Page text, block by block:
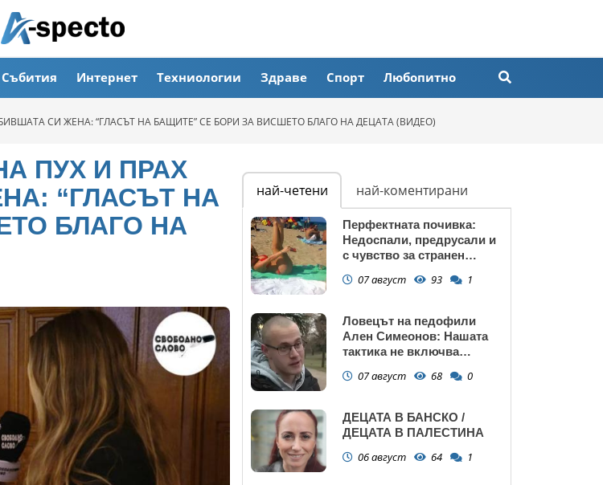
Събития Интернет Техниологии Здраве Спорт Любопитно
СИ ЖЕНА: “ГЛАСЪТ НА БАЩИТЕ” СЕ БОРИ ЗА ВИСШЕТО БЛАГО НА ДЕЦАТА (ВИДЕО)
ПУХ И ПРАХ
“ГЛАСЪТ НА
БЛАГО НА
най-четени най-коментирани
Перфектната почивка:
Недоспали, предрусали и
с чувство за странен
07 август 93 1
Ловецът на педофили
Ален Симеонов: Нашата
тактика не включва
07 август 68 0
ДЕЦАТА В БАНСКО /
ДЕЦАТА В ПАЛЕСТИНА
06 август 64 1